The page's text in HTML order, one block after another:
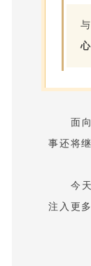
心
面
事还将
今
注入更